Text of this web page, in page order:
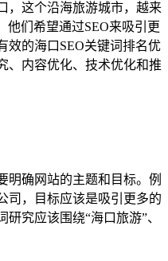
，这个沿海旅游城市，越来
他们希望通过SEO来吸引更
效的海口SEO关键词排名优
、内容优化、技术优化和推
明确网站的主题和目标。例
司，目标应该是吸引更多的
究应该围绕“海口旅游”、